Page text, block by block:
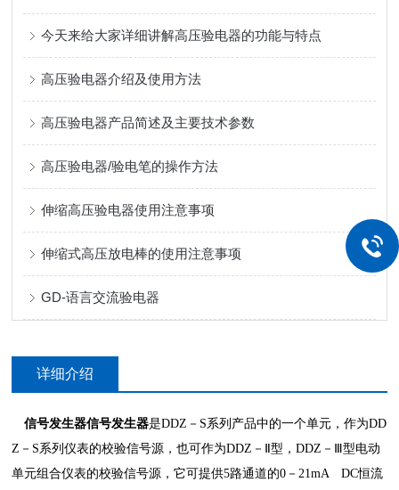
今天来给大家详细讲解高压验电器的功能与特点
高压验电器介绍及使用方法
高压验电器产品简述及主要技术参数
高压验电器/验电笔的操作方法
伸缩高压验电器使用注意事项
伸缩式高压放电棒的使用注意事项
GD-语言交流验电器
详细介绍
信号发生器信号发生器是DDZ－S系列产品中的一个单元，作为DD
Z－S系列仪表的校验信号源，也可作为DDZ－Ⅱ型，DDZ－Ⅲ型电动
单元组合仪表的校验信号源，它可提供5路通道的0－21mA DC恒流